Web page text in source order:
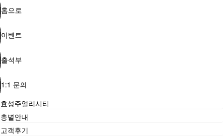
홈으로
이벤트
출석부
1:1 문의
효성주얼리시티
층별안내
고객후기